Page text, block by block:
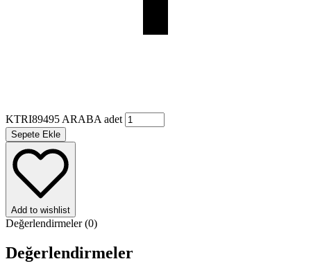
KTRI89495 ARABA adet
Sepete Ekle
Add to wishlist
Değerlendirmeler (0)
Değerlendirmeler